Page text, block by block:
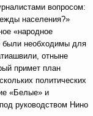
вопросом:
населения?»
«народное
были необходимы для
отныне
примет план
политических
«Белые» и
руководством Нино